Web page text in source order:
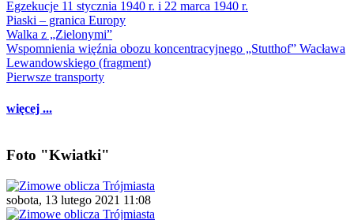
Egzekucje 11 stycznia 1940 r. i 22 marca 1940 r.
Piaski – granica Europy
Walka z „Zielonymi”
Wspomnienia więźnia obozu koncentracyjnego „Stutthof” Wacława
Lewandowskiego (fragment)
Pierwsze transporty
więcej ...
Foto "Kwiatki"
sobota, 13 lutego 2021 11:08